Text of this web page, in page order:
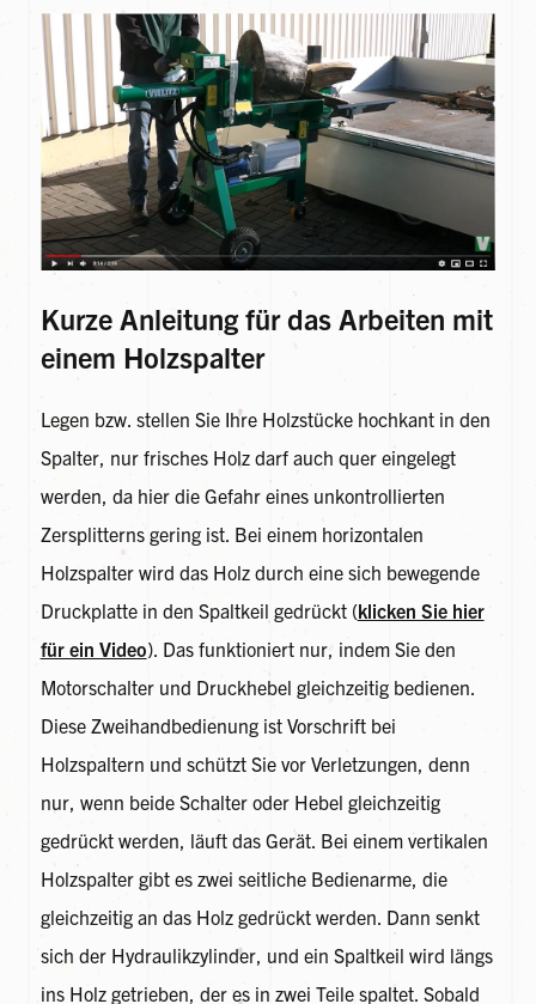
Kurze Anleitung für das Arbeiten mit
einem Holzspalter
Legen bzw. stellen Sie Ihre Holzstücke hochkant in den
Spalter, nur frisches Holz darf auch quer eingelegt
werden, da hier die Gefahr eines unkontrollierten
Zersplitterns gering ist. Bei einem horizontalen
Holzspalter wird das Holz durch eine sich bewegende
Druckplatte in den Spaltkeil gedrückt (klicken Sie hier
für ein Video). Das funktioniert nur, indem Sie den
Motorschalter und Druckhebel gleichzeitig bedienen.
Diese Zweihandbedienung ist Vorschrift bei
Holzspaltern und schützt Sie vor Verletzungen, denn
nur, wenn beide Schalter oder Hebel gleichzeitig
gedrückt werden, läuft das Gerät. Bei einem vertikalen
Holzspalter gibt es zwei seitliche Bedienarme, die
gleichzeitig an das Holz gedrückt werden. Dann senkt
sich der Hydraulikzylinder, und ein Spaltkeil wird längs
ins Holz getrieben, der es in zwei Teile spaltet. Sobald